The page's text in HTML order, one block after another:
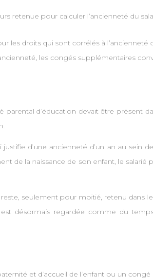
retenue pour calculer l’ancienneté du
les droits qui sont corrélés à
les congés supplémentaires
d’éducation devait être présent
d’une ancienneté d’un an au sein
de la naissance de son enfant, le salarié
seulement pour moitié, retenu dans
est désormais regardée comme du
et d’accueil de l’enfant ou un